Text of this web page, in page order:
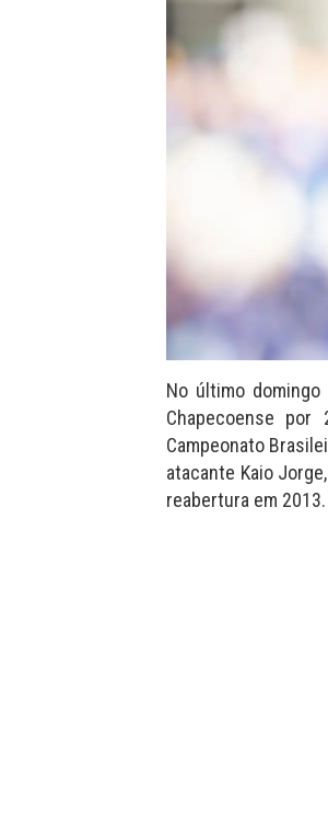
No último
Chapecoense
Campeonato
atacante Kaio
reabertura em 2013.